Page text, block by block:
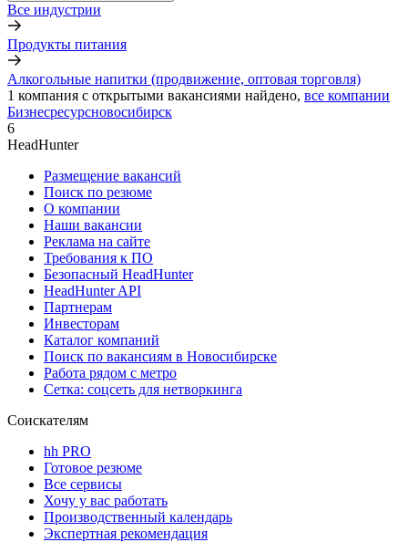
Все индустрии
Продукты питания
Алкогольные напитки (продвижение, оптовая торговля)
1 компания с открытыми вакансиями найдено, все компании
Бизнесресурсновосибирск
6
HeadHunter
Размещение вакансий
Поиск по резюме
О компании
Наши вакансии
Реклама на сайте
Требования к ПО
Безопасный HeadHunter
HeadHunter API
Партнерам
Инвесторам
Каталог компаний
Поиск по вакансиям в Новосибирске
Работа рядом с метро
Сетка: соцсеть для нетворкинга
Соискателям
hh PRO
Готовое резюме
Все сервисы
Хочу у вас работать
Производственный календарь
Экспертная рекомендация